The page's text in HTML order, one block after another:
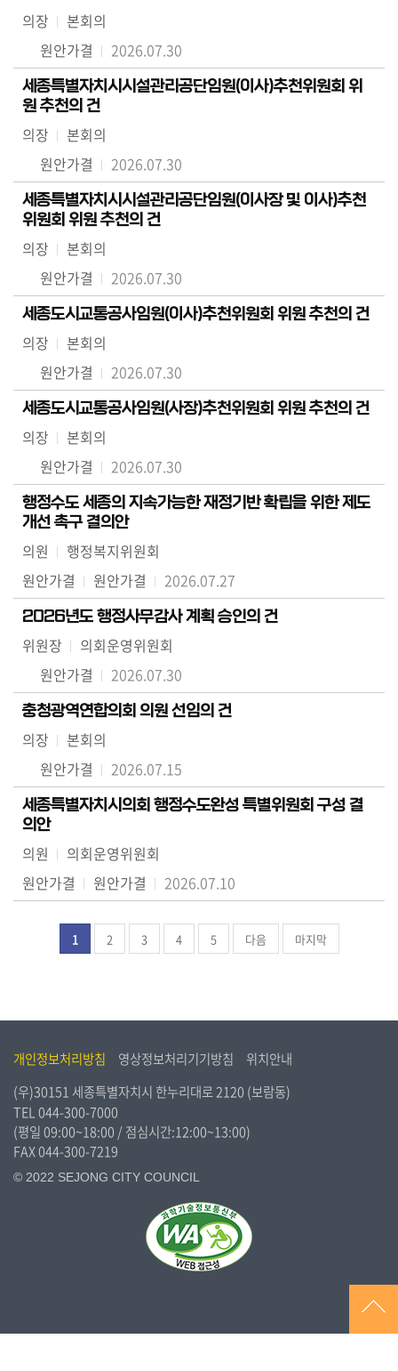
의장
본회의
원안가결
2026.07.30
세종특별자치시시설관리공단임원(이사)추천위원회 위
원 추천의 건
의장
본회의
원안가결
2026.07.30
세종특별자치시시설관리공단임원(이사장 및 이사)추천
위원회 위원 추천의 건
의장
본회의
원안가결
2026.07.30
세종도시교통공사임원(이사)추천위원회 위원 추천의 건
의장
본회의
원안가결
2026.07.30
세종도시교통공사임원(사장)추천위원회 위원 추천의 건
의장
본회의
원안가결
2026.07.30
행정수도 세종의 지속가능한 재정기반 확립을 위한 제도
개선 촉구 결의안
의원
행정복지위원회
원안가결
원안가결 2026.07.27
2026년도 행정사무감사 계획 승인의 건
위원장
의회운영위원회
원안가결
2026.07.30
충청광역연합의회 의원 선임의 건
의장
본회의
원안가결
2026.07.15
세종특별자치시의회 행정수도완성 특별위원회 구성 결
의안
의원
의회운영위원회
원안가결
원안가결 2026.07.10
1 2 3 4 5 다음 마지막
개인정보처리방침 영상정보처리기기방침
위치안내
(우)30151 세종특별자치시 한누리대로 2120 (보람동)
TEL044-300-7000
(평일 09:00~18:00 / 점심시간:12:00~13:00)
FAX 044-300-7219
© 2022 SEJONG CITY COUNCIL